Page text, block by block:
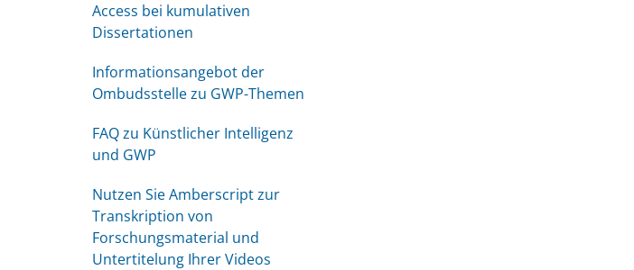
Access bei kumulativen
Dissertationen
Informationsangebot der
Ombudsstelle zu GWP-Themen
FAQ zu Künstlicher Intelligenz
und GWP
Nutzen Sie Amberscript zur
Transkription von
Forschungsmaterial und
Untertitelung Ihrer Videos